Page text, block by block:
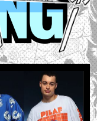
紹介！第267回
「グラノラ」！
中!! 『ドラゴン
各種ふろ...
Dragonball